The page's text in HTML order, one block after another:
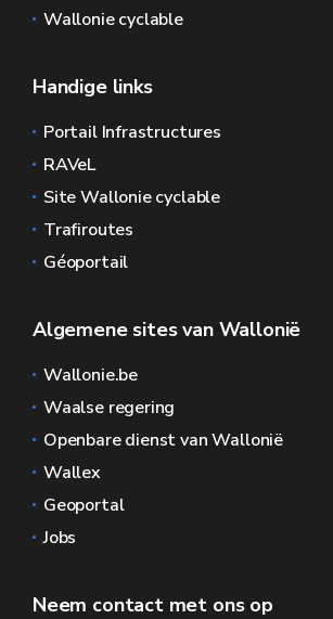
Wallonie cyclable
Handige links
Portail Infrastructures
RAVeL
Site Wallonie cyclable
Trafiroutes
Géoportail
Algemene sites van Wallonië
Wallonie.be
Waalse regering
Openbare dienst van Wallonië
Wallex
Geoportal
Jobs
Neem contact met ons op